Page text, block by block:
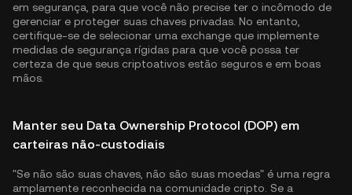
em segurança, para que você não precise ter o incômodo de
gerenciar e proteger suas chaves privadas. No entanto,
certifique-se de selecionar uma exchange que implemente
medidas de segurança rígidas para que você possa ter
certeza de que seus criptoativos estão seguros e em boas
mãos.
Manter seu Data Ownership Protocol (DOP) em
carteiras não-custodiais
"Se não são suas chaves, não são suas moedas" é uma regra
amplamente reconhecida na comunidade cripto. Se a